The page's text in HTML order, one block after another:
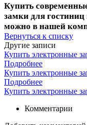
Купить
замки для
можно в нашей
Вернуться к списку
Другие записи
Купить электронные
Подробнее
Купить электронные
Подробнее
Купить электронные
Комментарии